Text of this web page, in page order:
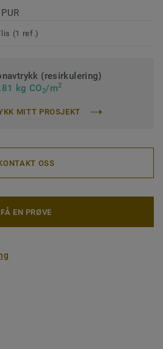
(1 ref.)
(resirkulering)
kg CO2/m2
MITT PROSJEKT
OSS
FÅ EN PRØVE